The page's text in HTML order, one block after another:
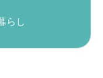
らし